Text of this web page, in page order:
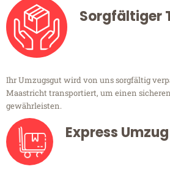
Sorgfältiger
Ihr Umzugsgut wird von uns sorgfältig
Maastricht transportiert, um einen
gewährleisten.
Express Umzug